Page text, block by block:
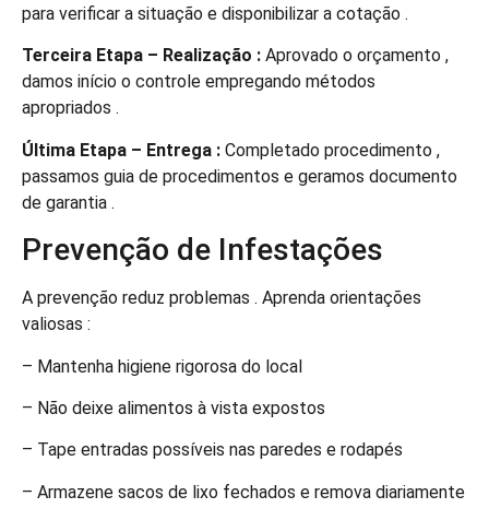
para verificar a situação e disponibilizar a cotação .
Terceira Etapa – Realização : Aprovado o orçamento ,
damos início o controle empregando métodos
apropriados .
Última Etapa – Entrega : Completado procedimento ,
passamos guia de procedimentos e geramos documento
de garantia .
Prevenção de Infestações
A prevenção reduz problemas . Aprenda orientações
valiosas :
– Mantenha higiene rigorosa do local
– Não deixe alimentos à vista expostos
– Tape entradas possíveis nas paredes e rodapés
– Armazene sacos de lixo fechados e remova diariamente